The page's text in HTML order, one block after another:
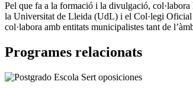
Pel que fa a la formació i la divulgació,
la Universitat de Lleida (UdL) i el Col·legi Oficial
col·labora amb entitats municipalistes tant de
Programes relacionats